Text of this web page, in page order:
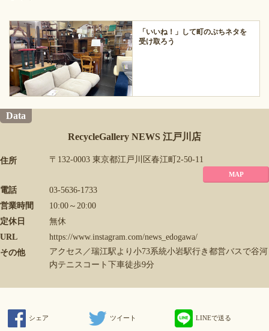
「いいね！」して町のぷちネタを
受け取ろう
Data
RecycleGallery NEWS 江戸川店
住所 〒132-0003 東京都江戸川区春江町2-50-11
MAP
電話
03-5636-1733
営業時間
10:00～20:00
定休日
無休
URL
https://www.instagram.com/news_edogawa/
その他
アクセス／瑞江駅より小73系統小岩駅行き都営バスで谷河
内テニスコート下車徒歩9分
シェア ツイート LINEで送る